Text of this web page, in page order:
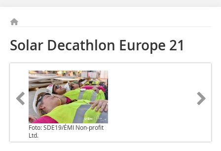
Solar Decathlon Europe 21
Foto: SDE19/ÉMI Non-profit
Ltd.